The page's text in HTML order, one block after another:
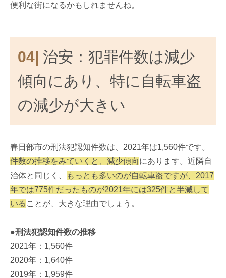
便利な街になるかもしれませんね。
04| 治安：犯罪件数は減少
傾向にあり、特に自転車盗
の減少が大きい
春日部市の刑法犯認知件数は、2021年は1,560件です。
件数の推移をみていくと、減少傾向にあります。近隣自
治体と同じく、
もっとも多いのが自転車盗ですが、2017
年では775件だったものが2021年には325件と半減して
いる ことが、大きな理由でしょう。
●刑法犯認知件数の推移
2021年：1,560件
2020年：1,640件
2019年：1,959件